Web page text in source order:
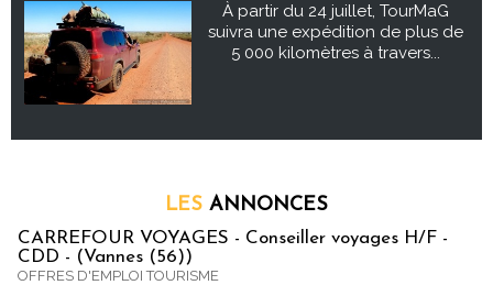
À partir du 24 juillet, TourMaG
suivra une expédition de plus de
5 000 kilomètres à travers...
LES ANNONCES
CARREFOUR VOYAGES - Conseiller voyages H/F -
CDD - (Vannes (56))
OFFRES D'EMPLOI TOURISME